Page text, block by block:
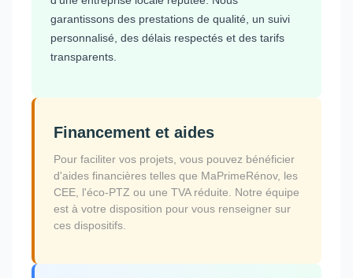
garantissons des prestations de qualité, un suivi
personnalisé, des délais respectés et des tarifs
transparents.
Financement et aides
Pour faciliter vos projets, vous pouvez bénéficier
d'aides financières telles que MaPrimeRénov, les
CEE, l'éco-PTZ ou une TVA réduite. Notre équipe
est à votre disposition pour vous renseigner sur
ces dispositifs.